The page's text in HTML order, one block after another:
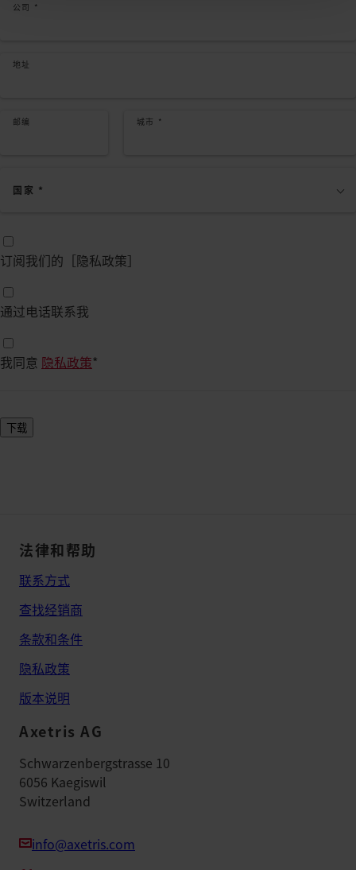
公司 *
地址
邮编 城市 *
国家 *
订阅我们的［隐私政策］
通过电话联系我
我同意 隐私政策*
下载
法律和帮助
联系方式
查找经销商
条款和条件
隐私政策
版本说明
Axetris AG
Schwarzenbergstrasse 10
6056 Kaegiswil
Switzerland
info@axetris.com